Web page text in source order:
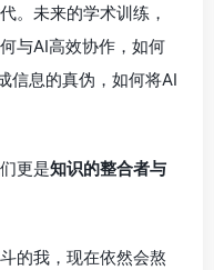
。未来的学术训练，
与AI高效协作，如何
信息的真伪，如何将AI
更是知识的整合者与
的我，现在依然会熬